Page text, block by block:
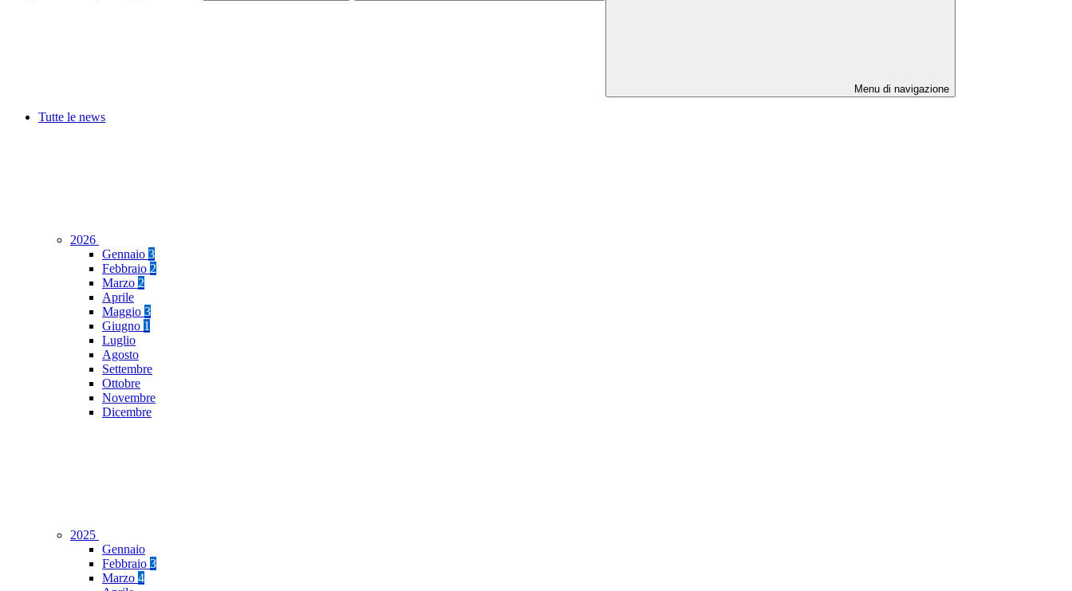
Menu di navigazione
Tutte le news
2026
Gennaio 3
Febbraio 2
Marzo 2
Aprile
Maggio 3
Giugno 1
Luglio
Agosto
Settembre
Ottobre
Novembre
Dicembre
2025
Gennaio
Febbraio 3
Marzo 4